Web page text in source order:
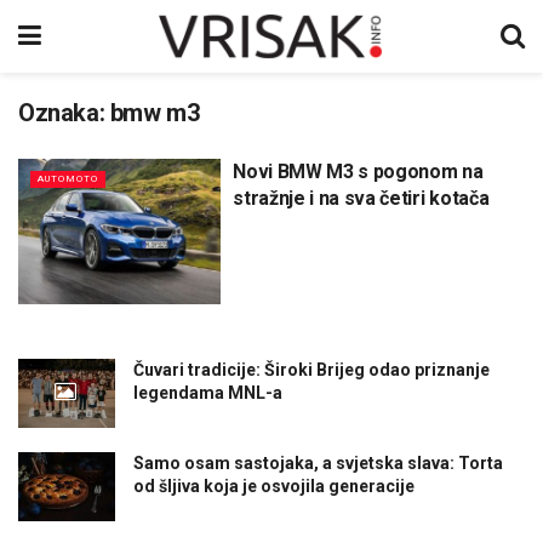
Oznaka: bmw m3
AUTOMOTO
Novi BMW M3 s pogonom na
stražnje i na sva četiri kotača
Čuvari tradicije: Široki Brijeg odao priznanje
legendama MNL-a
Samo osam sastojaka, a svjetska slava: Torta
od šljiva koja je osvojila generacije